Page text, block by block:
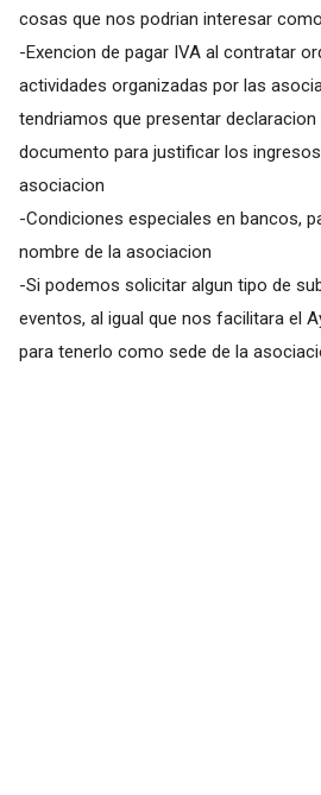
cosas que nos podrian interesar
-Exencion de pagar IVA al contratar
actividades organizadas por las
tendriamos que presentar
documento para justificar los
asociacion
-Condiciones especiales en bancos,
nombre de la asociacion
-Si podemos solicitar algun tipo de
eventos, al igual que nos facilitara el
para tenerlo como sede de la